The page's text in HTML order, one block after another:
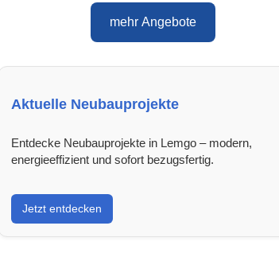
mehr Angebote
Aktuelle Neubauprojekte
Entdecke Neubauprojekte in Lemgo – modern,
energieeffizient und sofort bezugsfertig.
Jetzt entdecken